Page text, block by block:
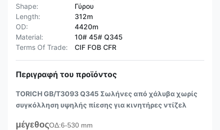
Shape:
Γύρου
Length:
312m
OD:
4420m
Material:
10# 45# Q345
Terms Of Trade:
CIF FOB CFR
Περιγραφή του προϊόντος
TORICH GB/T3093 Q345 Σωλήνες από χάλυβα χωρίς
συγκόλληση υψηλής πίεσης για κινητήρες ντίζελ
μέγεθοςΟΔ:6-530 mm